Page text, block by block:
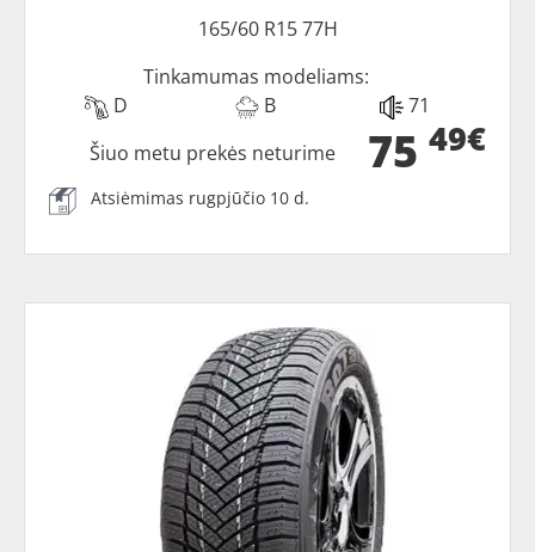
165/60 R15 77H
Tinkamumas modeliams:
D
B 71
75 49€
Šiuo metu prekės neturime
Atsiėmimas rugpjūčio 10 d.